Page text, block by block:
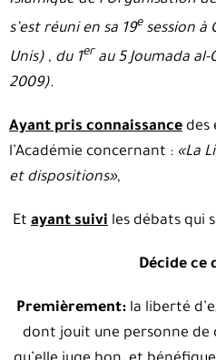
s’est réuni en sa 19esession à
Unis) , du 1er au 5 Joumada
2009).
Ayant pris connaissancedes
l’Académie concernant : «La
et dispositions»,
Et ayant suivi les débats qui
Décide ce
Premièrement:la liberté
dont jouit une personne de